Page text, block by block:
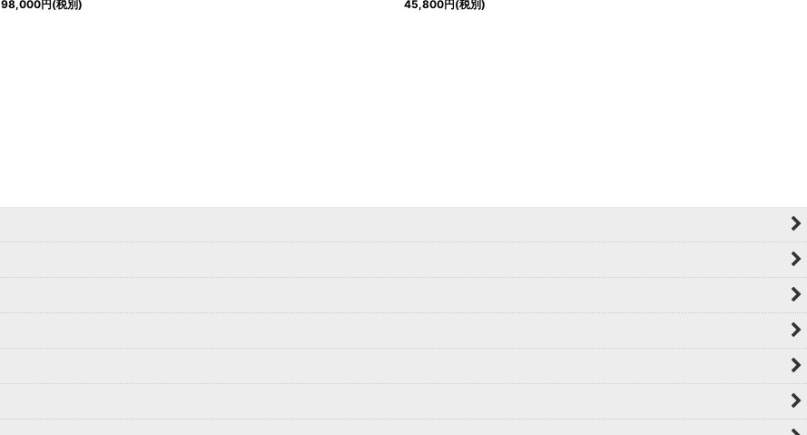
98,000円(税別)
45,800円(税別)